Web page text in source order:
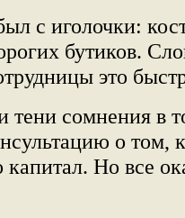
с иголочки:
бутиков.
это
сомнения в
о том,
капитал. Но все